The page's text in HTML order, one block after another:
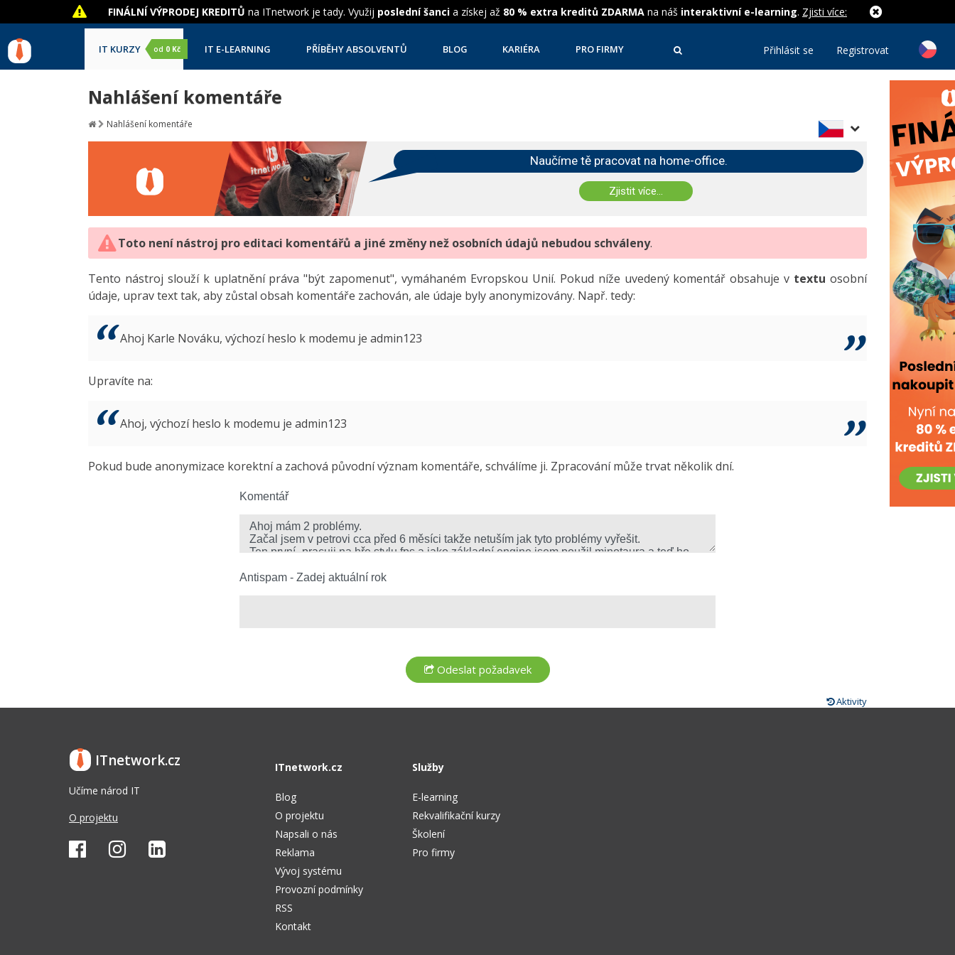
FINÁLNÍ VÝPRODEJ KREDITŮ na ITnetwork je tady. Využij poslední šanci a získej až 80 % extra kreditů ZDARMA na náš interaktivní e-learning. Zjisti více:
IT KURZY od 0 Kč IT E-LEARNING PŘÍBĚHY ABSOLVENTŮ BLOG KARIÉRA PRO FIRMY Přihlásit se Registrovat
Nahlášení komentáře
Nahlášení komentáře
Naučíme tě pracovat na home-office.
Zjistit více...
Toto není nástroj pro editaci komentářů a jiné změny než osobních údajů nebudou schváleny.
Tento nástroj slouží k uplatnění práva "být zapomenut", vymáhaném Evropskou Unií. Pokud níže uvedený komentář obsahuje v textu osobní
údaje, uprav text tak, aby zůstal obsah komentáře zachován, ale údaje byly anonymizovány. Např. tedy:
Ahoj Karle Nováku, výchozí heslo k modemu je admin123
Upravíte na:
Ahoj, výchozí heslo k modemu je admin123
Pokud bude anonymizace korektní a zachová původní význam komentáře, schválíme ji. Zpracování může trvat několik dní.
Komentář
Antispam - Zadej aktuální rok
Aktivity
ITnetwork.cz
Učíme národ IT
O projektu
ITnetwork.cz
Blog
O projektu
Napsali o nás
Reklama
Vývoj systému
Provozní podmínky
RSS
Kontakt
Služby
E-learning
Rekvalifikační kurzy
Školení
Pro firmy